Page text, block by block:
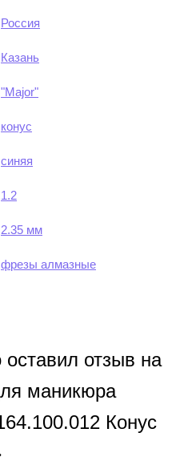
Россия
Казань
"Major"
конус
синяя
1.2
2.35 мм
фрезы алмазные
отзыв на
маникюра
Конус